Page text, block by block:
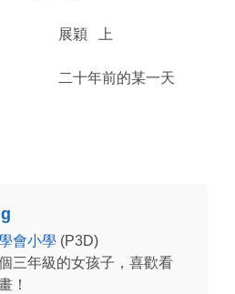
上
的某一天
會小學 (P3D)
三年級的女孩子，喜歡看
！